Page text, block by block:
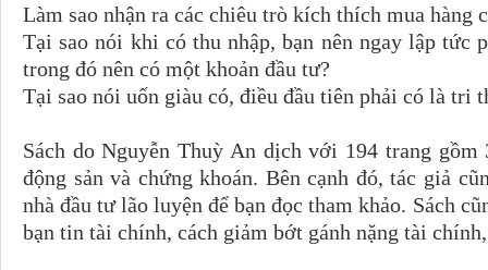
Làm sao nhận ra các chiêu trò kích thích mua hàng
Tại sao nói khi có thu nhập, bạn nên ngay lập tức
trong đó nên có một khoản đầu tư?
Tại sao nói uốn giàu có, điều đầu tiên phải có là tri
Sách do Nguyễn Thuỳ An dịch với 194 trang
động sản và chứng khoán. Bên cạnh đó, tác giả
nhà đầu tư lão luyện để bạn đọc tham khảo. Sách
bạn tin tài chính, cách giảm bớt gánh nặng tài